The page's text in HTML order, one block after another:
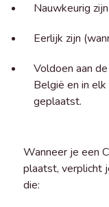
Nauwkeurig
Eerlijk zijn
Voldoen aan
België en in
geplaatst.
Wanneer je een
plaatst, verplicht
die: